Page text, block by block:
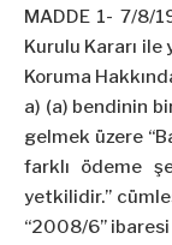
MADDE 1- 7/8/
Kurulu Kararı ile
Koruma
a) (a) bendinin
gelmek üzere
farklı ödeme
yetkilidir.”
“2008/6”